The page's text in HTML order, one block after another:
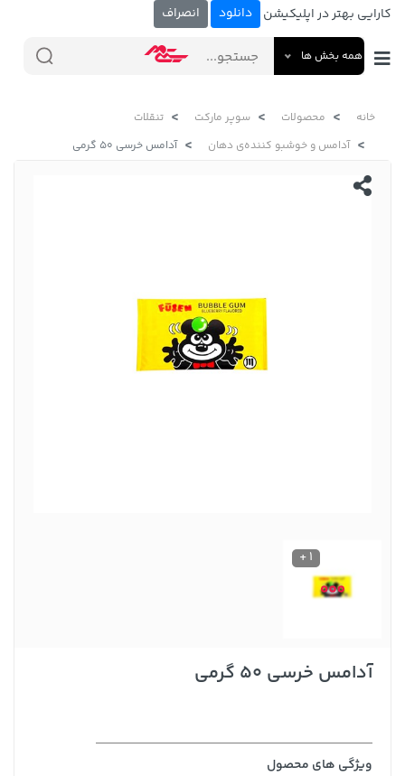
کارایی بهتر در اپلیکیشن دانلود انصراف
همه بخش ها
خانه محصولات سوپر مارکت
تنقلات
آدامس و خوشبو کننده‌ی دهان
آدامس خرسی 50 گرمی
1 +
آدامس خرسی 50 گرمی
ویژگی های محصول